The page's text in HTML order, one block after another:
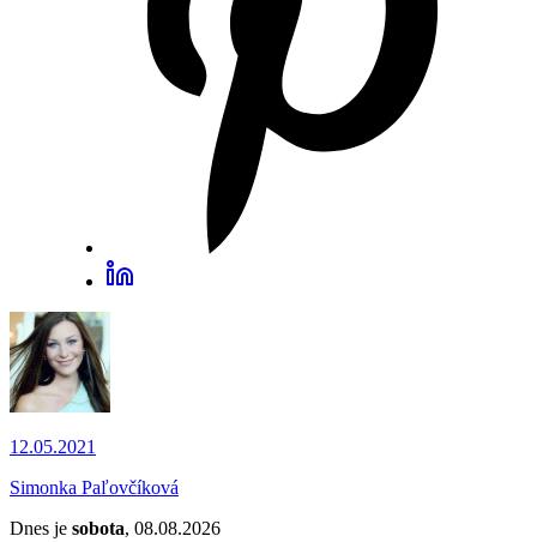
12.05.2021
Simonka Paľovčíková
Dnes je sobota, 08.08.2026